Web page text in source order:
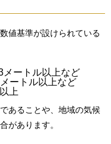
値基準が設けられている
メートル以上など
ートル以上など
上
あることや、地域の気候
があります。